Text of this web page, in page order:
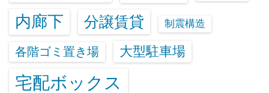
内廊下 分譲賃貸 制震構造
各階ゴミ置き場 大型駐車場
宅配ボックス